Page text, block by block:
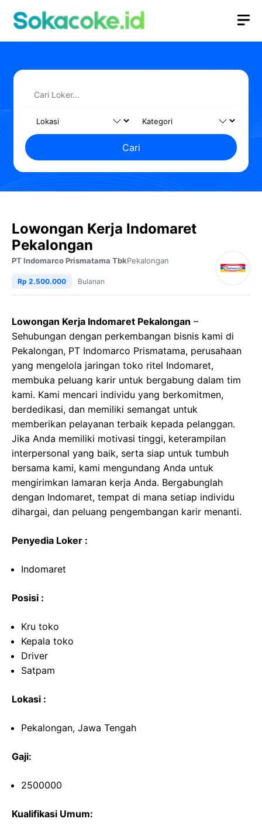
Cari
Lowongan Kerja Indomaret
Pekalongan
PT Indomarco Prismatama TbkPekalongan
Rp 2.500.000 Bulanan
Lowongan Kerja Indomaret Pekalongan –
Sehubungan dengan perkembangan bisnis kami di
Pekalongan, PT Indomarco Prismatama, perusahaan
yang mengelola jaringan toko ritel Indomaret,
membuka peluang karir untuk bergabung dalam tim
kami. Kami mencari individu yang berkomitmen,
berdedikasi, dan memiliki semangat untuk
memberikan pelayanan terbaik kepada pelanggan.
Jika Anda memiliki motivasi tinggi, keterampilan
interpersonal yang baik, serta siap untuk tumbuh
bersama kami, kami mengundang Anda untuk
mengirimkan lamaran kerja Anda. Bergabunglah
dengan Indomaret, tempat di mana setiap individu
dihargai, dan peluang pengembangan karir menanti.
Penyedia Loker :
Indomaret
Posisi :
Kru toko
Kepala toko
Driver
Satpam
Lokasi :
Pekalongan, Jawa Tengah
Gaji:
2500000
Kualifikasi Umum: